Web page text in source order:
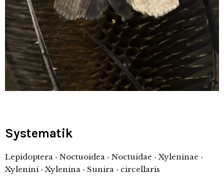
Systematik
Lepidoptera › Noctuoidea › Noctuidae › Xyleninae ›
Xylenini › Xylenina › Sunira › circellaris